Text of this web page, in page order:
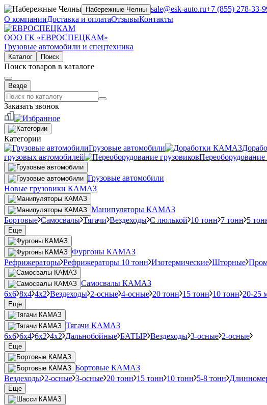
Набережные Челны sale@esk-auto.ru+7 (855) 278-33-
О компанииДоставка и оплатаОтзывыКонтакты
ООО ГК «ЕВРОСПЕЦКАМ»
Грузовые автомобили и спецтехника
Каталог Поиск
Поиск товаров в каталоге
Везде
Заказать звонок
Категории
Грузовые автомобили
грузовых автомобилей
Переоборудование
Грузовые автомобили
Новые грузовики КАМАЗ
Манипуляторы КАМАЗ
Бортовые Самосвалы Тягачи Вездеходы С люлькой 10 тонн 7 тонн 5
Еще
Фургоны КАМАЗ
Рефрижераторы Рефрижераторы 10 тонн Изотермические Шторные
Самосвалы КАМАЗ
6х6 8х4 4х2 Вездеходы 2-осные 4-осные 20 тонн 15 тонн 10 тонн 20-25
Еще
Тягачи КАМАЗ
6х6 6х4 6х2 4х2 Дальнобойные БАТЫР Вездеходы 3-осные 2-осные
Еще
Бортовые КАМАЗ
Вездеходы 2-осные 3-осные 20 тонн 15 тонн 10 тонн 5-8 тонн
Еще